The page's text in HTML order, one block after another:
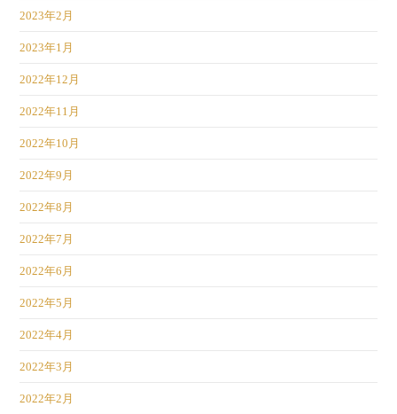
2023年2月
2023年1月
2022年12月
2022年11月
2022年10月
2022年9月
2022年8月
2022年7月
2022年6月
2022年5月
2022年4月
2022年3月
2022年2月